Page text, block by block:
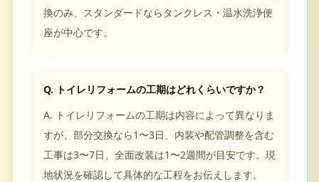
換のみ、スタンダードならタンクレス・温水洗浄便
座が中心です。
Q. トイレリフォームの工期はどれくらいですか？
A. トイレリフォームの工期は内容によって異なりま
すが、部分交換なら1〜3日、内装や配管調整を含む
工事は3〜7日、全面改装は1〜2週間が目安です。現
地状況を確認して具体的な工程をお伝えします。